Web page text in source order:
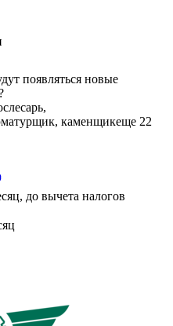
появляться новые
каменщикеще 22
до вычета налогов